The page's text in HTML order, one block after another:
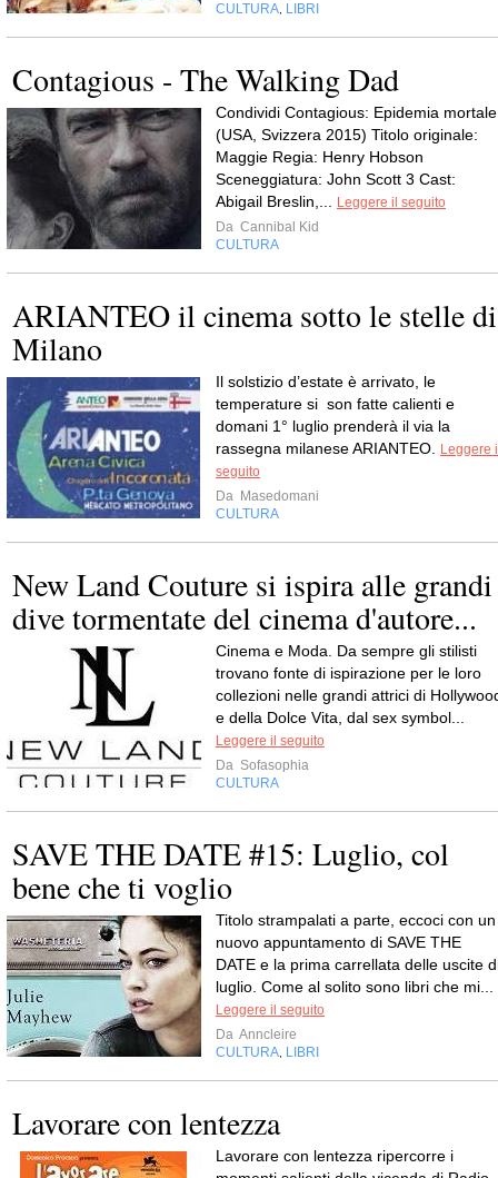
CULTURA LIBRI
Contagious - The Walking Dad
Condividi Contagious: Epidemia mortale
(USA, Svizzera 2015) Titolo originale:
Maggie Regia: Henry Hobson
Sceneggiatura: John Scott 3 Cast:
Abigail Breslin,...
Leggere il seguito
Da Cannibal Kid
CULTURA
ARIANTEO il cinema sotto le stelle di
Milano
Il solstizio d’estate è arrivato, le
temperature si son fatte calienti e
domani 1° luglio prenderà il via la
rassegna milanese ARIANTEO.
Leggere
seguito
Da Masedomani
CULTURA
New Land Couture si ispira alle grandi
dive tormentate del cinema d'autore...
Cinema e Moda. Da sempre gli stilisti
trovano fonte di ispirazione per le loro
collezioni nelle grandi attrici di
e della Dolce Vita, dal sex symbol...
Leggere il seguito
Da Sofasophia
CULTURA
SAVE THE DATE #15: Luglio, col
bene che ti voglio
Titolo strampalati a parte, eccoci con un
nuovo appuntamento di SAVE THE
DATE e la prima carrellata delle uscite
luglio. Come al solito sono libri che mi...
Leggere il seguito
Da Anncleire
CULTURA LIBRI
Lavorare con lentezza
Lavorare con lentezza ripercorre i